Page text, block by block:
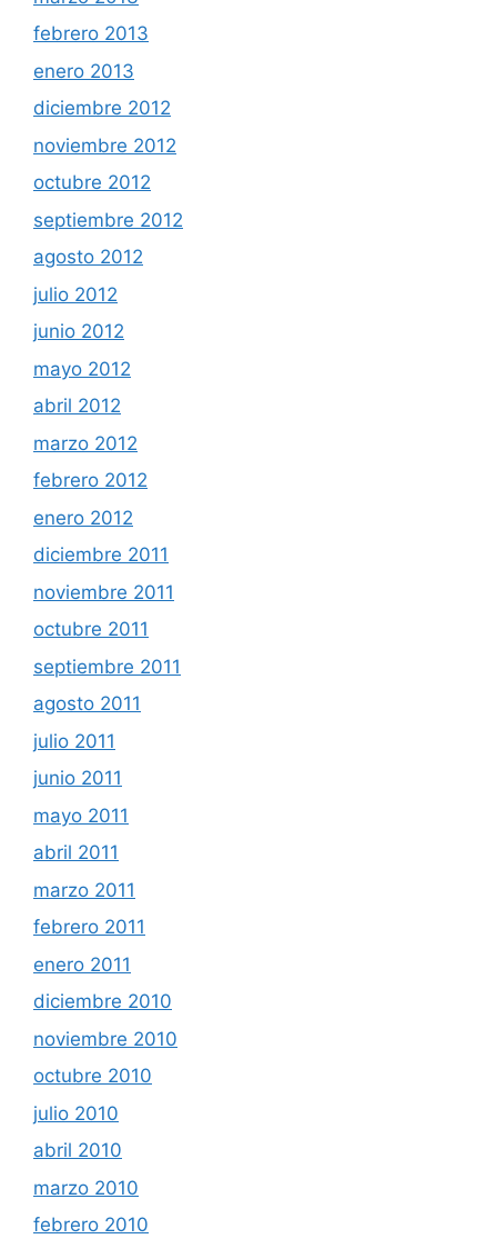
febrero 2013
enero 2013
diciembre 2012
noviembre 2012
octubre 2012
septiembre 2012
agosto 2012
julio 2012
junio 2012
mayo 2012
abril 2012
marzo 2012
febrero 2012
enero 2012
diciembre 2011
noviembre 2011
octubre 2011
septiembre 2011
agosto 2011
julio 2011
junio 2011
mayo 2011
abril 2011
marzo 2011
febrero 2011
enero 2011
diciembre 2010
noviembre 2010
octubre 2010
julio 2010
abril 2010
marzo 2010
febrero 2010